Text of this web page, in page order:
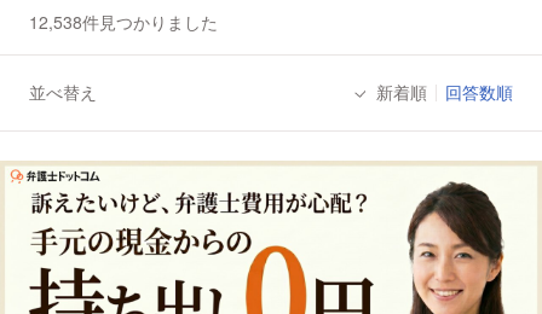
12,538件見つかりました
並べ替え 新着順 回答数順